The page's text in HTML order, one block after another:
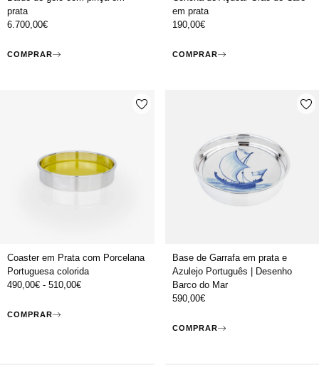
prata
6.700,00€
COMPRAR
em prata
190,00€
COMPRAR
Coaster em Prata com Porcelana
Portuguesa colorida
490,00€ - 510,00€
COMPRAR
Base de Garrafa em prata e
Azulejo Português | Desenho
Barco do Mar
590,00€
COMPRAR